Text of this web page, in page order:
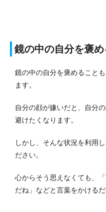
鏡の中の自分を褒め
鏡の中の自分を褒めること
ます。
自分の顔が嫌いだと、自分
避けたくなります。
しかし、そんな状況を利用
ださい。
心からそう思えなくても、
だね」などと言葉をかけるだ